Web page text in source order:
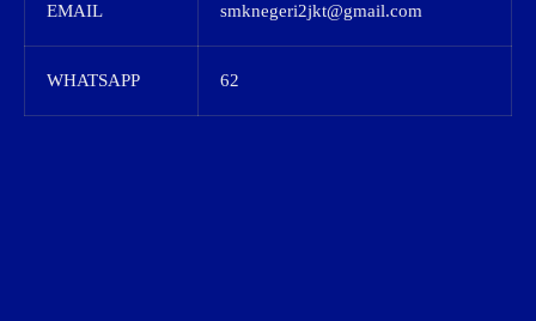
EMAIL smknegeri2jkt@gmail.com
WHATSAPP 62